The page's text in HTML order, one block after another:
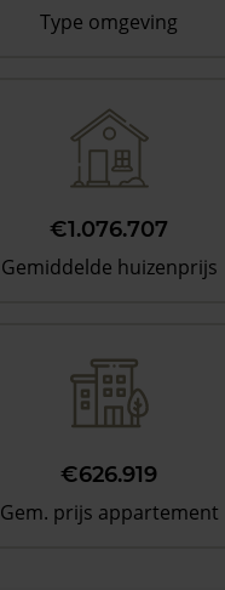
Type omgeving
€1.076.707
Gemiddelde huizenprijs
€626.919
Gem. prijs appartement